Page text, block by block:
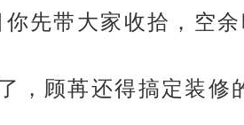
你先带大家收拾，空
，顾苒还得搞定装修